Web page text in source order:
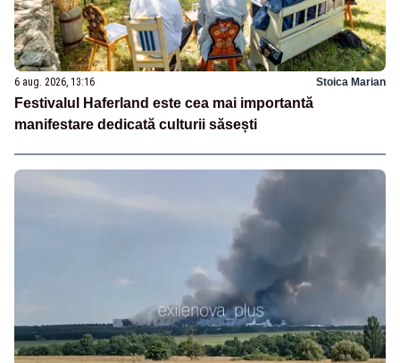
6 aug. 2026, 13:16 Stoica Marian
Festivalul Haferland este cea mai importantă
manifestare dedicată culturii săsești